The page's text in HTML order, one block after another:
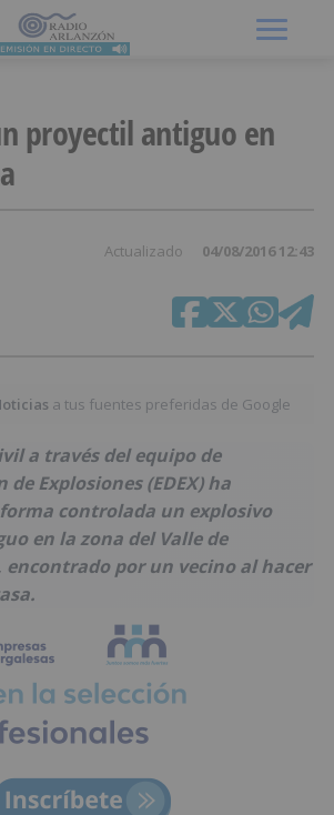
proyectil antiguo en
Actualizado 04/08/2016 12:43
a tus fuentes preferidas de Google
a través del equipo de
de Explosiones (EDEX) ha
controlada un explosivo
en la zona del Valle de
encontrado por un vecino al hacer